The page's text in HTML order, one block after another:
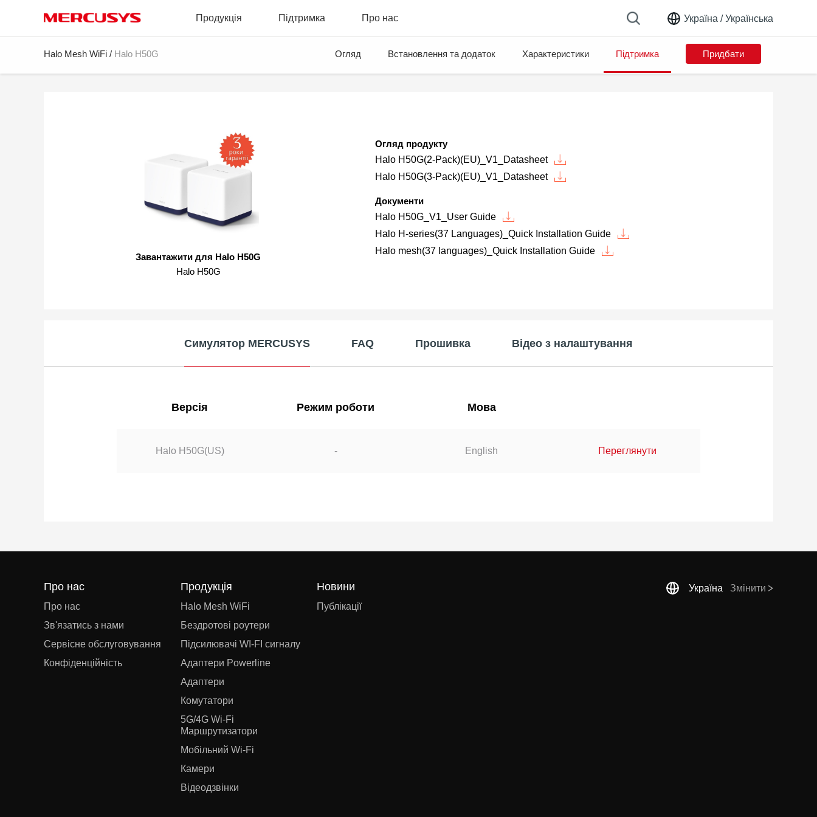
Україна /Українська
Продукція Підтримка Про нас
Halo Mesh WiFi / Halo H50G Огляд Встановлення та додаток Характеристики Підтримка Придбати
Завантажити для Halo H50G
Halo H50G
Огляд продукту
Halo H50G(2-Pack)(EU)_V1_Datasheet
Halo H50G(3-Pack)(EU)_V1_Datasheet
Документи
Halo H50G_V1_User Guide
Halo H-series(37 Languages)_Quick Installation Guide
Halo mesh(37 languages)_Quick Installation Guide
Симулятор MERCUSYS FAQ Прошивка Відео з налаштування
Версія Режим роботи Мова
Halo H50G(US) - English Переглянути
Про нас
Про нас
Зв'язатись з нами
Сервісне обслуговування
Конфіденційність
Продукція
Halo Mesh WiFi
Бездротові роутери
Підсилювачі WI-FI сигналу
Адаптери Powerline
Адаптери
Комутатори
5G/4G Wi-Fi
Маршрутизатори
Мобільний Wi-Fi
Камери
Відеодзвінки
Новини
Публікації
Україна Змінити